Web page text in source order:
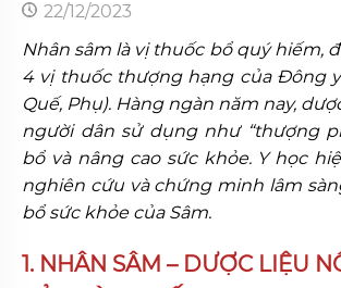
22/12/2023
Nhân sâm là vị thuốc bổ quý hiếm,
4 vị thuốc thượng hạng của Đông
Quế, Phụ). Hàng ngàn năm nay,
người dân sử dụng như “thượng
bổ và nâng cao sức khỏe. Y học
nghiên cứu và chứng minh lâm
bổ sức khỏe của Sâm.
1. NHÂN SÂM – DƯỢC LIỆU